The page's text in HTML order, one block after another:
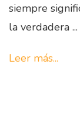
siempre
la verdadera ...
Leer más...